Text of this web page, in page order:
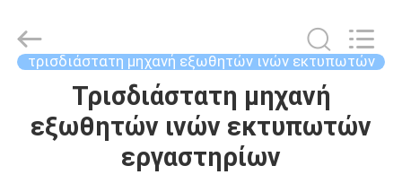
ΠΡΟΪΌΝΤΑ
Machinery
Ltd..
τρισδιάστατη μηχανή εξωθητών ινών εκτυπωτών
Τρισδιάστατη μηχανή
εξωθητών ινών εκτυπωτών
εργαστηρίων